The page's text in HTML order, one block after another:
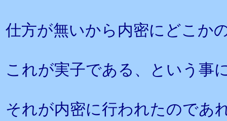
仕方が無いから内密にどこか
これが実子である、という事
それが内密に行われたのであ